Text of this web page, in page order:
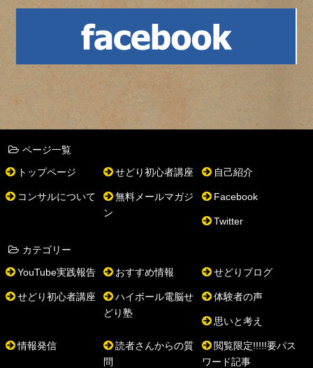
ページ一覧
トップページ
せどり初心者講座 自己紹介
コンサルについて
無料メールマガジ
ン
Facebook
Twitter
カテゴリー
YouTube実践報告
おすすめ情報 せどりブログ
せどり初心者講座
ハイボール電脳せ
どり塾
体験者の声
思いと考え
情報発信
読者さんからの質
問
閲覧限定!!!!!要パス
ワード記事